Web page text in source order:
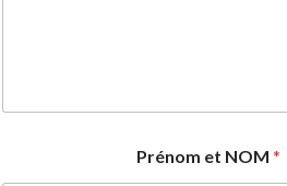
Prénom et NOM *